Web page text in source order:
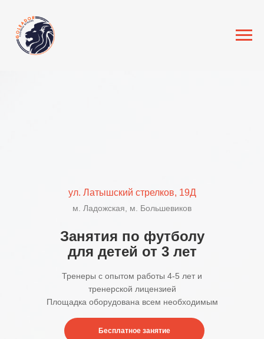
Занятия по футболу
для детей от 3 лет
ул. Латышский стрелков, 19Д
м. Ладожская, м. Большевиков
Бесплатное занятие
Тренеры с опытом работы 4-5 лет и
тренерской лицензией
Площадка оборудована всем необходимым